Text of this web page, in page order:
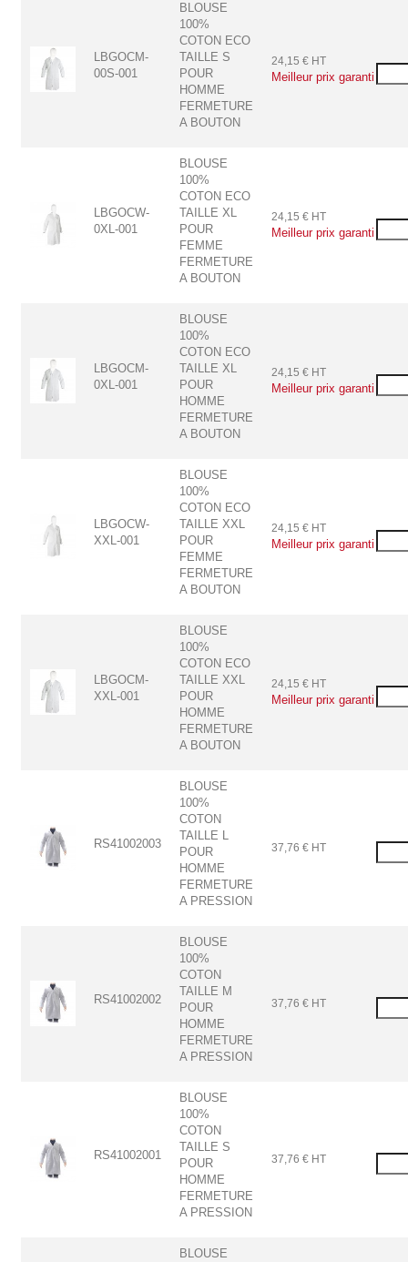
LBGOCM-
00S-001
BLOUSE
100%
COTON ECO
TAILLE S
POUR
HOMME
FERMETURE
A BOUTON
24,15 € HT
LBGOCW-
0XL-001
BLOUSE
100%
COTON ECO
TAILLE XL
POUR
FEMME
FERMETURE
A BOUTON
24,15 € HT
LBGOCM-
0XL-001
BLOUSE
100%
COTON ECO
TAILLE XL
POUR
HOMME
FERMETURE
A BOUTON
24,15 € HT
LBGOCW-
XXL-001
BLOUSE
100%
COTON ECO
TAILLE XXL
POUR
FEMME
FERMETURE
A BOUTON
24,15 € HT
LBGOCM-
XXL-001
BLOUSE
100%
COTON ECO
TAILLE XXL
POUR
HOMME
FERMETURE
A BOUTON
24,15 € HT
RS41002003
BLOUSE
100%
COTON
TAILLE L
POUR
HOMME
FERMETURE
A PRESSION
37,76 € HT
RS41002002
BLOUSE
100%
COTON
TAILLE M
POUR
HOMME
FERMETURE
A PRESSION
37,76 € HT
RS41002001
BLOUSE
100%
COTON
TAILLE S
POUR
HOMME
FERMETURE
A PRESSION
37,76 € HT
BLOUSE